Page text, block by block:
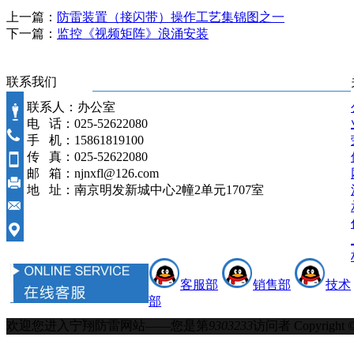
上一篇： 防雷装置（接闪带）操作工艺集锦图之一
下一篇： 监控《视频矩阵》浪涌安装
联系我们
联系人：办公室
电 话：025-52622080
手 机：15861819100
传 真：025-52622080
邮 箱：njnxfl@126.com
地 址：南京明发新城中心2幢2单元1707室
客服部 销售部
技术
部
欢迎您进入宁翔防雷网站——您是第 9303233访问者 Copyright